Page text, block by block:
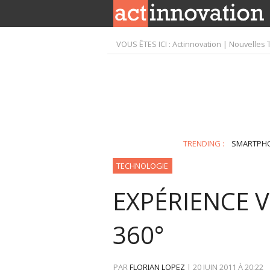
VOUS ÊTES ICI :Actinnovation | Nouvelles
TRENDING :
TECHNOLOGIE
EXPÉRIENCE
360°
PARFLORIAN LOPEZ | 20 JUIN 2011 À20:22